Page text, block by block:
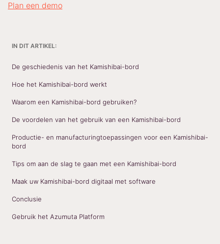
Plan een demo
IN DIT ARTIKEL:
De geschiedenis van het Kamishibai-bord
Hoe het Kamishibai-bord werkt
Waarom een Kamishibai-bord gebruiken?
De voordelen van het gebruik van een Kamishibai-bord
Productie- en manufacturingtoepassingen voor een Kamishibai-
bord
Tips om aan de slag te gaan met een Kamishibai-bord
Maak uw Kamishibai-bord digitaal met software
Conclusie
Gebruik het Azumuta Platform